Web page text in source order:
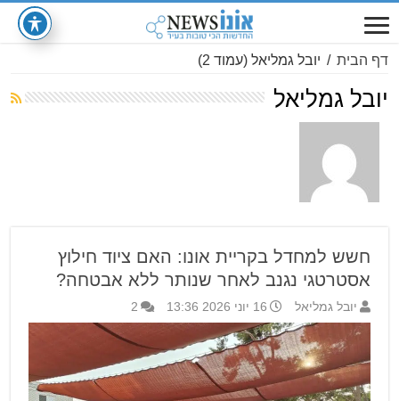
דף הבית / יובל גמליאל (עמוד 2)
יובל גמליאל
חשש למחדל בקריית אונו: האם ציוד חילוץ
אסטרטגי נגנב לאחר שנותר ללא אבטחה?
יובל גמליאל 16 יוני 2026 13:36 2